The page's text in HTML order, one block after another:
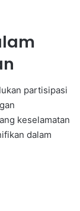
partisipasi
keselamatan
dalam